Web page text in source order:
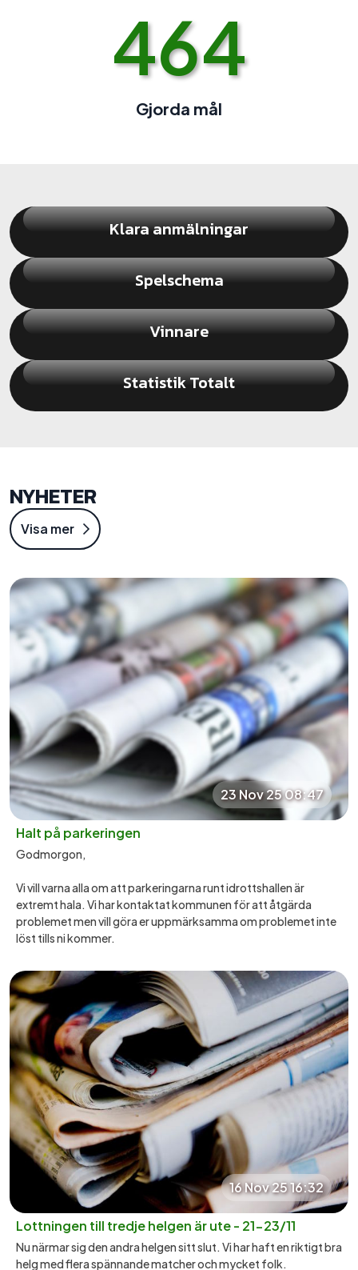
464
Gjorda mål
Klara anmälningar
Spelschema
Vinnare
Statistik Totalt
NYHETER
Visa mer
23 Nov 25 08:47
Halt på parkeringen
Godmorgon,
Vi vill varna alla om att parkeringarna runt idrottshallen är
extremt hala. Vi har kontaktat kommunen för att åtgärda
problemet men vill göra er uppmärksamma om problemet inte
löst tills ni kommer.
16 Nov 25 16:32
Lottningen till tredje helgen är ute - 21-23/11
Nu närmar sig den andra helgen sitt slut. Vi har haft en riktigt bra
helg med flera spännande matcher och mycket folk.